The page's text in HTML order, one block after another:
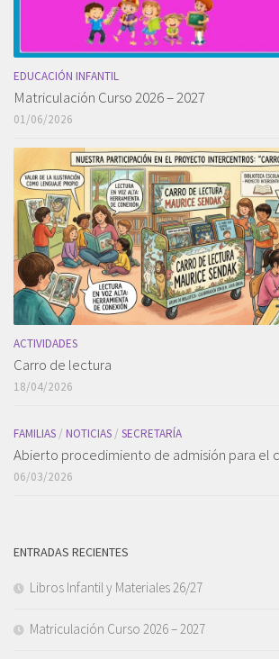
EDUCACIÓN INFANTIL
Matriculación Curso 2026 – 2027
01/06/2026
ACTIVIDADES
Carro de lectura
18/04/2026
FAMILIAS / NOTICIAS / SECRETARÍA
Abierto procedimiento de admisión para el
06/03/2026
ENTRADAS RECIENTES
Libros Infantil y Materiales 26/27
Matriculación Curso 2026 – 2027